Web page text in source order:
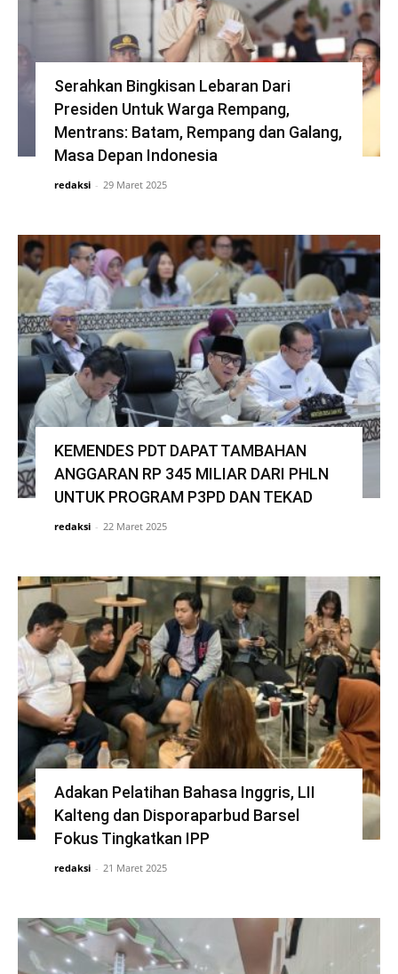
Serahkan Bingkisan Lebaran Dari
Presiden Untuk Warga Rempang,
Mentrans: Batam, Rempang dan Galang,
Masa Depan Indonesia
redaksi - 29 Maret 2025
KEMENDES PDT DAPAT TAMBAHAN
ANGGARAN RP 345 MILIAR DARI PHLN
UNTUK PROGRAM P3PD DAN TEKAD
redaksi - 22 Maret 2025
Adakan Pelatihan Bahasa Inggris, LII
Kalteng dan Disporaparbud Barsel
Fokus Tingkatkan IPP
redaksi - 21 Maret 2025